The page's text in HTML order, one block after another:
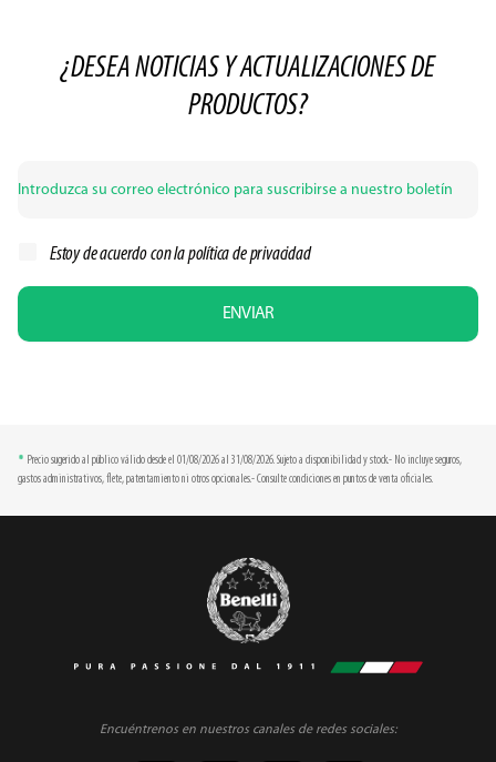
¿DESEA NOTICIAS Y ACTUALIZACIONES DE
PRODUCTOS?
Estoy de acuerdo con lapolítica de privacidad
ENVIAR
* Precio sugerido al público válido desde el 01/08/2026 al 31/08/2026. Sujeto a disponibilidad y stock.- No incluye seguros,
gastos administrativos, flete, patentamiento ni otros opcionales.- Consulte condiciones en puntos de venta oficiales.
Encuéntrenos en nuestros canales de redes sociales: